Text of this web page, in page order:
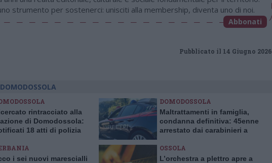
strumento per sostenerci: unisciti alla membership, diventa uno di noi.
Abbonati
Pubblicato il 14 Giugno 2026
rintracciato alla
di Domodossola:
18 atti di polizia
DOMODOSSOLA
Maltrattamenti in famiglia,
condanna definitiva: 45enne
arrestato dai carabinieri a
i sei nuovi marescialli
OSSOLA
L’orchestra a plettro apre a